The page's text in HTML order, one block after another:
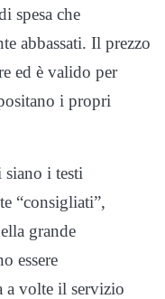
spesa che
abbassati. Il prezzo
ed è valido per
i propri
i testi
“consigliati”,
grande
essere
a volte il servizio